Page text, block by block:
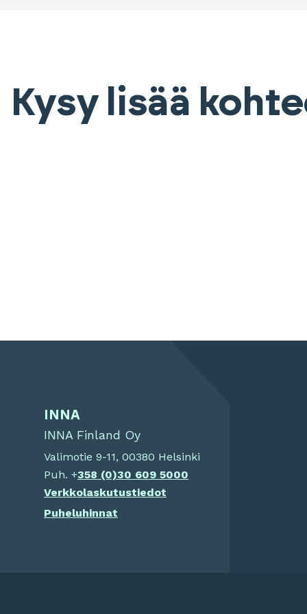
Kysy lisää
INNA
INNA Finland Oy
Valimotie 9-11, 00380 Helsinki
Puh. +358 (0)30 609 5000
Verkkolaskutustiedot
Puheluhinnat